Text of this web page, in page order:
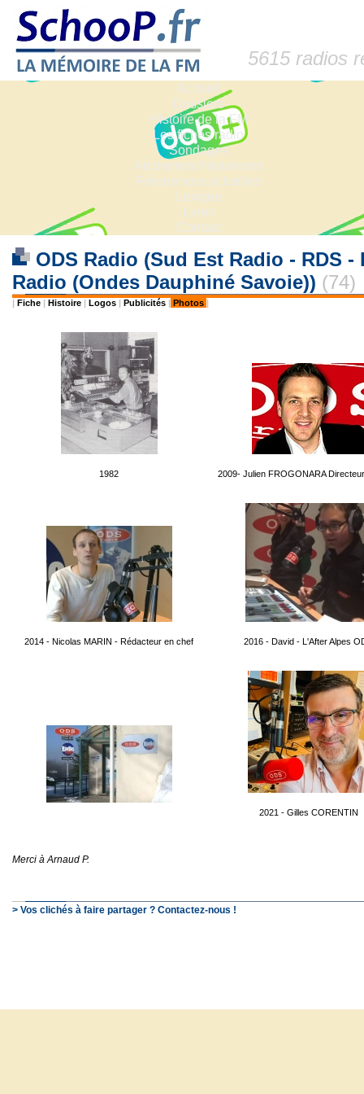
5615 radios
Accueil
Dossiers
Histoire de la FM
Les fiches radio
Sondages
Anciennes fréquences
Fréquences actuelles
Lexique
Liens
Contact
ODS Radio (Sud Est Radio - RDS
Radio (Ondes Dauphiné Savoie)) (74)
| Fiche | Histoire | Logos | Publicités | Photos |
1982 2009- Julien FROGONARA
2014 - Nicolas MARIN - Rédacteur en chef 2016 - David - L'After Alpes
2021 - Gilles CORENTIN
Merci à Arnaud P.
> Vos clichés à faire partager ? Contactez-nous !